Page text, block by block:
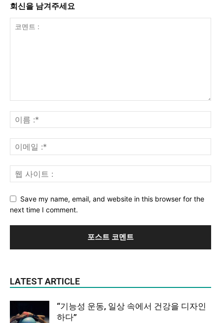
회신을 남겨주세요
Save my name, email, and website in this browser for the
next time I comment.
LATEST ARTICLE
“기능성 운동, 일상 속에서 건강을 디자인
하다”